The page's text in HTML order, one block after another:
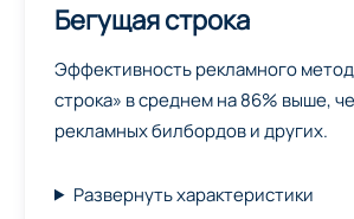
Бегущая строка
Эффективность рекламного
строка» в среднем на 86% выше,
рекламных билбордов и других.
Развернуть характеристики